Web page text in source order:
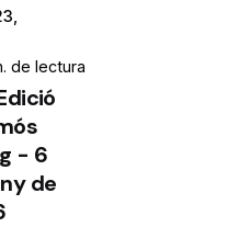
de lectura
- 6
de